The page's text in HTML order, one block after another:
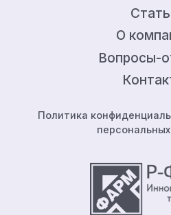
О
Вопросы-
Политика